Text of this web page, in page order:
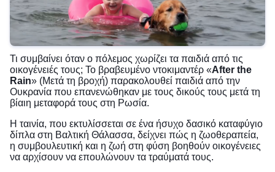
Τι συμβαίνει όταν ο πόλεμος χωρίζει τα παιδιά από τις
οικογένειές τους; Το βραβευμένο ντοκιμαντέρ «After the
Rain» (Μετά τη βροχή) παρακολουθεί παιδιά από την
Ουκρανία που επανενώθηκαν με τους δικούς τους μετά τη
βίαιη μεταφορά τους στη Ρωσία.
Η ταινία, που εκτυλίσσεται σε ένα ήσυχο δασικό καταφύγιο
δίπλα στη Βαλτική Θάλασσα, δείχνει πώς η ζωοθεραπεία,
η συμβουλευτική και η ζωή στη φύση βοηθούν οικογένειες
να αρχίσουν να επουλώνουν τα τραύματά τους.